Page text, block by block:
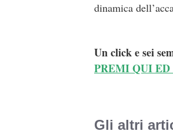
dinamica
Un click e sei
PREMI QUI
Gli altri